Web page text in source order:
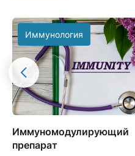
Иммунология
Иммуномодулирующий
препарат